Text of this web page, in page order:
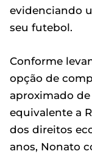
evidenciando
seu futebol.
Conforme
opção de
aproximado de
equivalente a
dos direitos
anos, Nonato